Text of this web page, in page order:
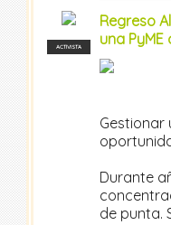
ACTIVISTA
Regreso
una
Gestionar
Durante
de punta.